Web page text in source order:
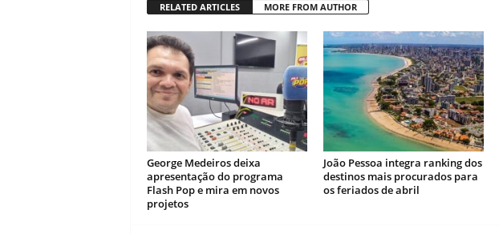
RELATED ARTICLES MORE FROM AUTHOR
George Medeiros deixa
apresentação do programa
Flash Pop e mira em novos
projetos
João Pessoa integra ranking dos
destinos mais procurados para
os feriados de abril